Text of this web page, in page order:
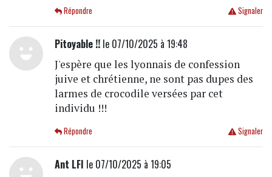
Signaler
Répondre
Pitoyable !!le 07/10/2025 à 19:48
J'espère que les lyonnais de confession
juive et chrétienne, ne sont pas dupes des
larmes de crocodile versées par cet
individu !!!
Signaler
Répondre
Ant LFI le 07/10/2025 à 19:05